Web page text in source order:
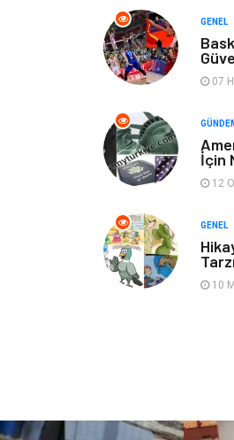
Markalar
Tarih
GENEL
07
İçin
12
GENEL
10